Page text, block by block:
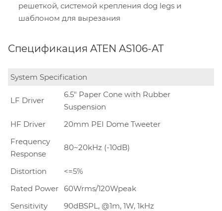
решеткой, системой крепления dog legs и
шаблоном для вырезания
Спецификация ATEN AS106-AT
System Specification
LF Driver
6.5" Paper Cone with Rubber
Suspension
HF Driver
20mm PEI Dome Tweeter
Frequency
Response
80~20kHz (-10dB)
Distortion
<=5%
Rated Power 60Wrms/120Wpeak
Sensitivity
90dBSPL, @1m, 1W, 1kHz